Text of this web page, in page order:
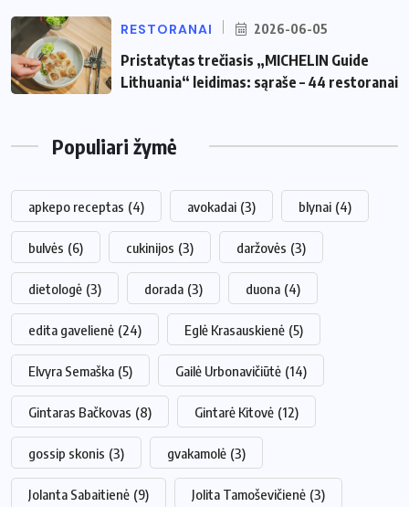
RESTORANAI 2026-06-05
Pristatytas trečiasis „MICHELIN Guide
Lithuania“ leidimas: sąraše – 44 restoranai
Populiari žymė
apkepo receptas (4) avokadai (3) blynai (4)
bulvės (6) cukinijos (3) daržovės (3)
dietologė (3) dorada (3) duona (4)
edita gavelienė (24) Eglė Krasauskienė (5)
Elvyra Semaška (5) Gailė Urbonavičiūtė (14)
Gintaras Bačkovas (8) Gintarė Kitovė (12)
gossip skonis (3) gvakamolė (3)
Jolanta Sabaitienė (9) Jolita Tamoševičienė (3)